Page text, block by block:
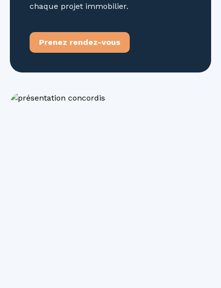
chaque projet immobilier.
Prenez rendez-vous